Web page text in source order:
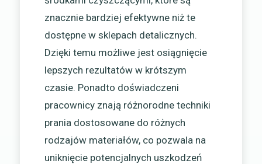
znacznie bardziej efektywne niż te
dostępne w sklepach detalicznych.
Dzięki temu możliwe jest osiągnięcie
lepszych rezultatów w krótszym
czasie. Ponadto doświadczeni
pracownicy znają różnorodne techniki
prania dostosowane do różnych
rodzajów materiałów, co pozwala na
uniknięcie potencjalnych uszkodzeń